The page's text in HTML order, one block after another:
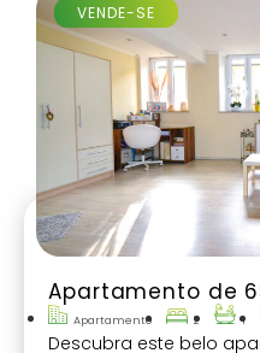
Apartamento de
Apartamento 2 1
Descubra este belo
VENDE-SE